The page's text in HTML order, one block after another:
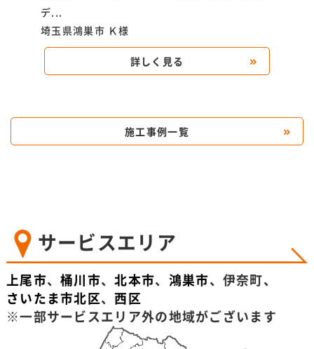
デ...
埼玉県鴻巣市 Ｋ様
詳しく見る
施工事例一覧
サービスエリア
上尾市、桶川市、北本市、 鴻巣市、伊奈町、
さいたま市北区、 西区
※一部サービスエリア外の地域がございます